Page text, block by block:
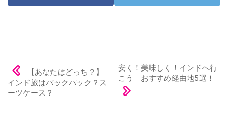
【あなたはどっち？】
インド旅はバックパック？ス
ーツケース？
安く！美味しく！インドへ行
こう｜おすすめ経由地5選！